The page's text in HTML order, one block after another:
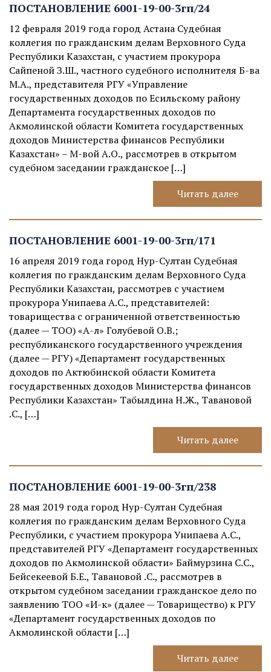
ПОСТАНОВЛЕНИЕ 6001-19-00-3гп/24
12 февраля 2019 года город Астана Судебная
коллегия по гражданским делам Верховного Суда
Республики Казахстан, с участием прокурора
Сайпеной З.Ш., частного судебного исполнителя Б-ва
М.А., представителя РГУ «Управление
государственных доходов по Есильскому району
Департамента государственных доходов по
Акмолинской области Комитета государственных
доходов Министерства финансов Республики
Казахстан» – М-вой А.О., рассмотрев в открытом
судебном заседании гражданское […]
Читать далее
ПОСТАНОВЛЕНИЕ 6001-19-00-3гп/171
16 апреля 2019 года город Нур-Султан Судебная
коллегия по гражданским делам Верховного Суда
Республики Казахстан, рассмотрев с участием
прокурора Унипаева А.С., представителей:
товарищества с ограниченной ответственностью
(далее — ТОО) «А-л» Голубевой О.В.;
республиканского государственного учреждения
(далее — РГУ) «Департамент государственных
доходов по Актюбинской области Комитета
государственных доходов Министерства финансов
Республики Казахстан» Табылдина Н.Ж., Тавановой
Ә.С., […]
Читать далее
ПОСТАНОВЛЕНИЕ 6001-19-00-3гп/238
28 мая 2019 года город Нур-Султан Судебная
коллегия по гражданским делам Верховного Суда
Республики, с участием прокурора Унипаева А.С.,
представителей РГУ «Департамент государственных
доходов по Акмолинской области» Баймурзина С.С.,
Бейсекеевой Б.Е., Тавановой Ә.С., рассмотрев в
открытом судебном заседании гражданское дело по
заявлению ТОО «И-к» (далее — Товарищество) к РГУ
«Департамент государственных доходов по
Акмолинской области […]
Читать далее